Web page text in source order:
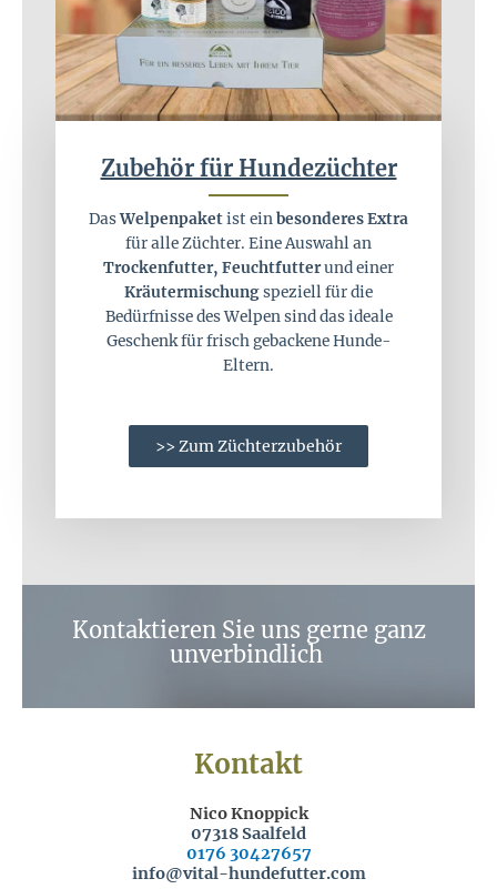
Zubehör für Hundezüchter
DasWelpenpaketist einbesonderes Extra
für alle Züchter. Eine Auswahl an
Trockenfutter, Feuchtfutterund einer
Kräutermischungspeziell für die
Bedürfnisse des Welpen sind das ideale
Geschenk für frisch gebackene Hunde-
Eltern.
>> Zum Züchterzubehör
Kontaktieren Sie uns gerne ganz
unverbindlich
Kontakt
Nico Knoppick
07318 Saalfeld
0176 30427657
info@vital-hundefutter.com